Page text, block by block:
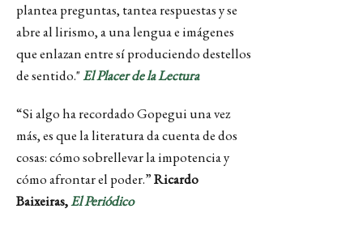
plantea preguntas, tantea respuestas y se
abre al lirismo, a una lengua e imágenes
que enlazan entre sí produciendo destellos
de sentido."El Placer de la Lectura
“Si algo ha recordado Gopegui una vez
más, es que la literatura da cuenta de dos
cosas: cómo sobrellevar la impotencia y
cómo afrontar el poder.”Ricardo
Baixeiras,El Periódico